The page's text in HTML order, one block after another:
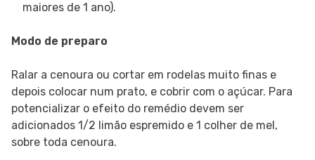
maiores de 1 ano).
Modo de preparo
Ralar a cenoura ou cortar em rodelas muito finas e
depois colocar num prato, e cobrir com o açúcar. Para
potencializar o efeito do remédio devem ser
adicionados 1/2 limão espremido e 1 colher de mel,
sobre toda cenoura.